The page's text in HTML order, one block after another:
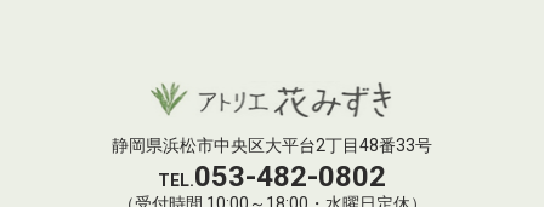
静岡県浜松市中央区大平台2丁目48番33号
TEL.053-482-0802